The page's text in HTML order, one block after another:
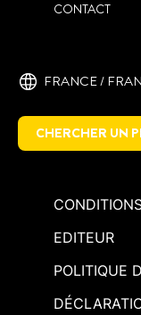
CONTACT
FRANCE /
CHERCHER UN
EDITEUR
POLITIQUE